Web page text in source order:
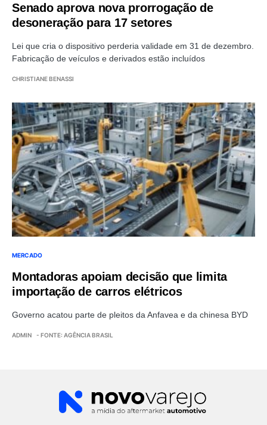
Senado aprova nova prorrogação de
desoneração para 17 setores
Lei que cria o dispositivo perderia validade em 31 de dezembro.
Fabricação de veículos e derivados estão incluídos
CHRISTIANE BENASSI
MERCADO
Montadoras apoiam decisão que limita
importação de carros elétricos
Governo acatou parte de pleitos da Anfavea e da chinesa BYD
ADMIN - FONTE: AGÊNCIA BRASIL